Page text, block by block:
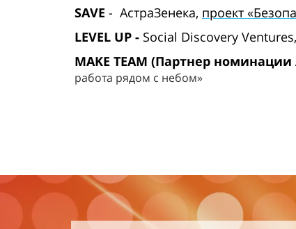
SAVE - АстраЗенека, проект
LEVEL UP - Social Discovery Ventures,
MAKE TEAM (Партнер номинации
работа рядом с небом»